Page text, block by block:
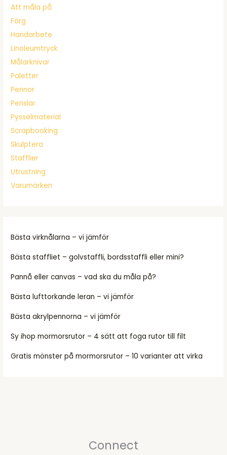
Att måla på
Färg
Handarbete
Linoleumtryck
Målarknivar
Paletter
Pennor
Penslar
Pysselmaterial
Scrapbooking
Skulptera
Stafflier
Utrustning
Varumärken
Bästa virknålarna – vi jämför
Bästa staffliet – golvstaffli, bordsstaffli eller mini?
Pannå eller canvas – vad ska du måla på?
Bästa lufttorkande leran – vi jämför
Bästa akrylpennorna – vi jämför
Sy ihop mormorsrutor – 4 sätt att foga rutor till filt
Gratis mönster på mormorsrutor – 10 varianter att virka
Connect